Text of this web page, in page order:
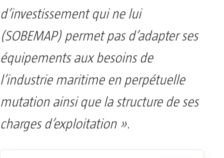
d’investissement qui ne lui
(SOBEMAP) permet pas d’adapter ses
équipements aux besoins de
l’industrie maritime en perpétuelle
mutation ainsi que la structure de ses
charges d’exploitation ».